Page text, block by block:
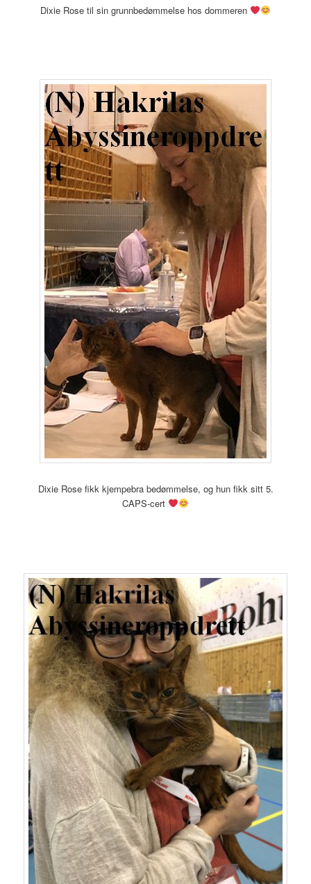
Dixie Rose til sin grunnbedømmelse hos dommeren
Dixie Rose fikk kjempebra bedømmelse, og hun fikk sitt 5.
CAPS-cert